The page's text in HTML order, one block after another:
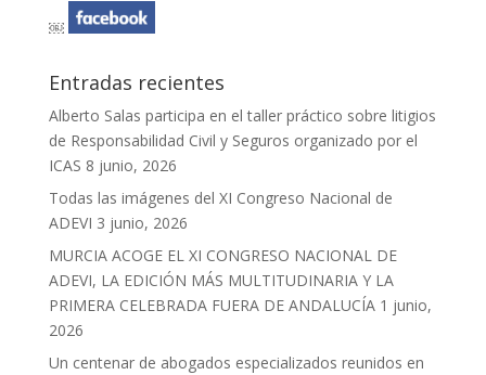
￼
Entradas recientes
Alberto Salas participa en el taller práctico sobre litigios
de Responsabilidad Civil y Seguros organizado por el
ICAS 8 junio, 2026
Todas las imágenes del XI Congreso Nacional de
ADEVI 3 junio, 2026
MURCIA ACOGE EL XI CONGRESO NACIONAL DE
ADEVI, LA EDICIÓN MÁS MULTITUDINARIA Y LA
PRIMERA CELEBRADA FUERA DE ANDALUCÍA 1 junio,
2026
Un centenar de abogados especializados reunidos en